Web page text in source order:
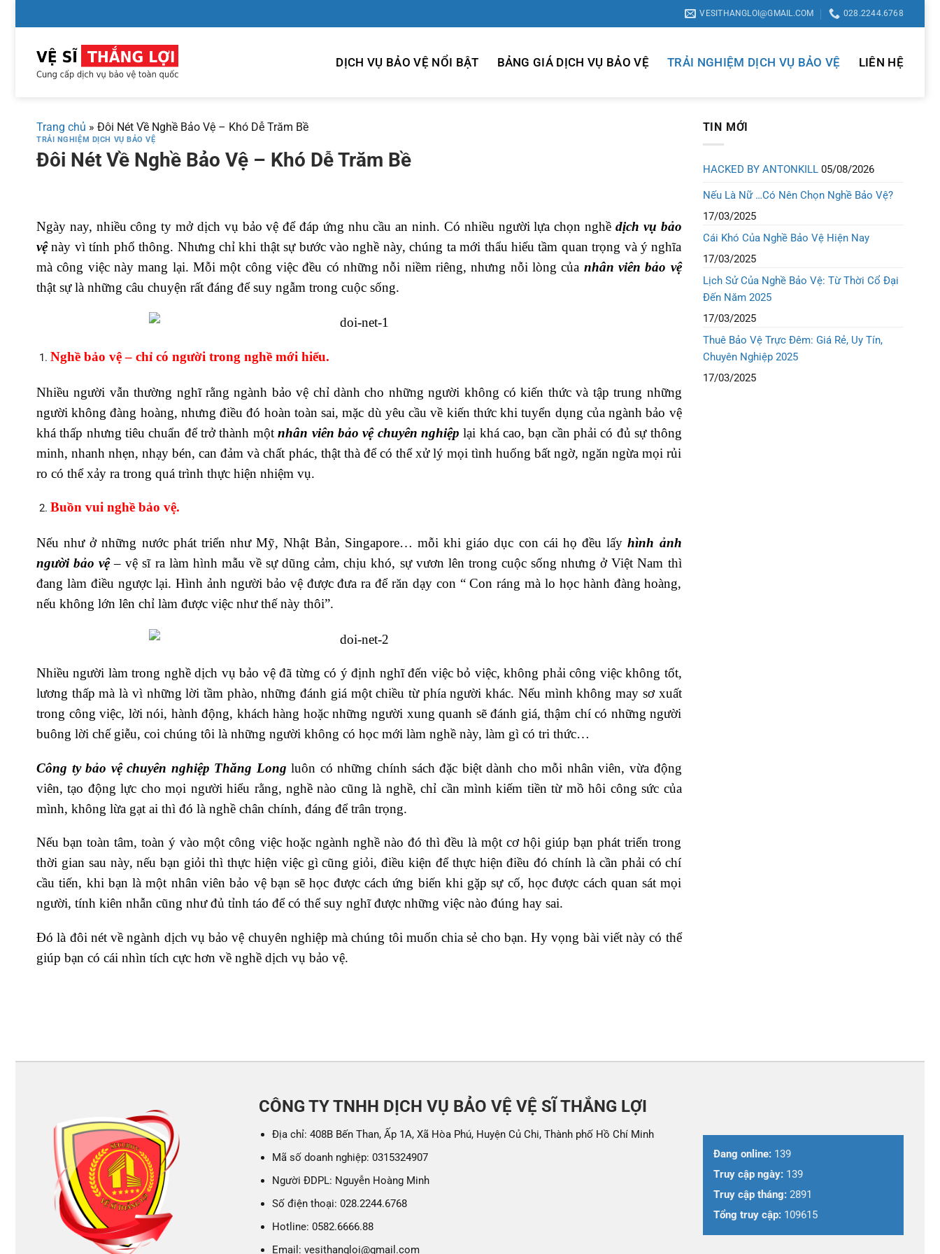
đến
dung
VESITHANGLOI@GMAIL.COM 028.2244.6768
DỊCH VỤ BẢO VỆ NỔI BẬT BẢNG GIÁ DỊCH VỤ BẢO VỆ TRẢI NGHIỆM DỊCH VỤ BẢO VỆ LIÊN HỆ
Trang chủ » Đôi Nét Về Nghề Bảo Vệ – Khó Dễ Trăm Bề
TRẢI NGHIỆM DỊCH VỤ BẢO VỆ
Đôi Nét Về Nghề Bảo Vệ – Khó Dễ Trăm Bề
Ngày nay, nhiều công ty mở dịch vụ bảo vệ để đáp ứng nhu cầu an ninh. Có nhiều người lựa chọn nghề dịch vụ bảo
vệnày vì tính phổ thông. Nhưng chỉ khi thật sự bước vào nghề này, chúng ta mới thẩu hiểu tầm quan trọng và ý nghĩa
mà công việc này mang lại. Mỗi một công việc đều có những nỗi niềm riêng, nhưng nỗi lòng của nhân viên bảo vệ
thật sự là những câu chuyện rất đáng để suy ngẫm trong cuộc sống.
Nghề bảo vệ – chỉ có người trong nghề mới hiểu.
Nhiều người vẫn thường nghĩ rằng ngành bảo vệ chỉ dành cho những người không có kiến thức và tập trung những
người không đàng hoàng, nhưng điều đó hoàn toàn sai, mặc dù yêu cầu về kiến thức khi tuyển dụng của ngành bảo vệ
khá thấp nhưng tiêu chuẩn để trở thành mộtnhân viên bảo vệ chuyên nghiệp lại khá cao, bạn cần phải có đủ sự thông
minh, nhanh nhẹn, nhạy bén, can đảm và chất phác, thật thà để có thể xử lý mọi tình huống bất ngờ, ngăn ngừa mọi rủi
ro có thể xảy ra trong quá trình thực hiện nhiệm vụ.
Buồn vui nghề bảo vệ.
Nếu như ở những nước phát triển như Mỹ, Nhật Bản, Singapore… mỗi khi giáo dục con cái họ đều lấyhình ảnh
người bảo vệ– vệ sĩ ra làm hình mẫu về sự dũng cảm, chịu khó, sự vươn lên trong cuộc sống nhưng ở Việt Nam thì
đang làm điều ngược lại. Hình ảnh người bảo vệ được đưa ra để răn dạy con “ Con ráng mà lo học hành đàng hoàng,
nếu không lớn lên chỉ làm được việc như thế này thôi”.
Nhiều người làm trong nghề dịch vụ bảo vệ đã từng có ý định nghĩ đến việc bỏ việc, không phải công việc không tốt,
lương thấp mà là vì những lời tầm phào, những đánh giá một chiều từ phía người khác. Nếu mình không may sơ xuất
trong công việc, lời nói, hành động, khách hàng hoặc những người xung quanh sẽ đánh giá, thậm chí có những người
buông lời chế giễu, coi chúng tôi là những người không có học mới làm nghề này, làm gì có tri thức…
Công ty bảo vệ chuyên nghiệp Thăng Long luôn có những chính sách đặc biệt dành cho mỗi nhân viên, vừa động
viên, tạo động lực cho mọi người hiểu rằng, nghề nào cũng là nghề, chỉ cần mình kiếm tiền từ mồ hôi công sức của
mình, không lừa gạt ai thì đó là nghề chân chính, đáng để trân trọng.
Nếu bạn toàn tâm, toàn ý vào một công việc hoặc ngành nghề nào đó thì đều là một cơ hội giúp bạn phát triển trong
thời gian sau này, nếu bạn giỏi thì thực hiện việc gì cũng giỏi, điều kiện để thực hiện điều đó chính là cần phải có chí
cầu tiến, khi bạn là một nhân viên bảo vệ bạn sẽ học được cách ứng biến khi gặp sự cố, học được cách quan sát mọi
người, tính kiên nhẫn cũng như đủ tỉnh táo để có thể suy nghĩ được những việc nào đúng hay sai.
Đó là đôi nét về ngành dịch vụ bảo vệ chuyên nghiệp mà chúng tôi muốn chia sẻ cho bạn. Hy vọng bài viết này có thể
giúp bạn có cái nhìn tích cực hơn về nghề dịch vụ bảo vệ.
TIN MỚI
HACKED BY ANTONKILL 05/08/2026
Nếu Là Nữ …Có Nên Chọn Nghề Bảo Vệ?
17/03/2025
Cái Khó Của Nghề Bảo Vệ Hiện Nay
17/03/2025
Lịch Sử Của Nghề Bảo Vệ: Từ Thời Cổ Đại
Đến Năm 2025
17/03/2025
Thuê Bảo Vệ Trực Đêm: Giá Rẻ, Uy Tín,
Chuyên Nghiệp 2025
17/03/2025
CÔNG TY TNHH DỊCH VỤ BẢO VỆ VỆ SĨ THẮNG LỢI
Địa chỉ: 408B Bến Than, Ấp 1A, Xã Hòa Phú, Huyện Củ Chi, Thành phố Hồ Chí Minh
Mã số doanh nghiệp: 0315324907
Người ĐDPL: Nguyễn Hoàng Minh
Số điện thoại: 028.2244.6768
Hotline: 0582.6666.88
Email: vesithangloi@gmail.com
Đang online:139
Truy cập ngày:139
Truy cập tháng:2891
Tổng truy cập:109615